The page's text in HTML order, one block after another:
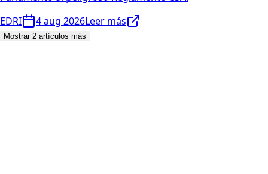
EDRI
4 aug 2026Leer más
Mostrar 2 artículos más